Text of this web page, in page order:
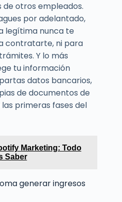
de otros empleados.
por adelantado,
legítima nunca te
contratarte, ni para
Y lo más
tu información
datos bancarios,
de documentos de
primeras fases del
Marketing: Todo
Saber
generar ingresos